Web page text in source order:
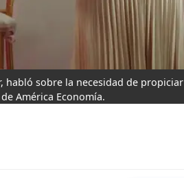
habló sobre la necesidad de
América Economía.